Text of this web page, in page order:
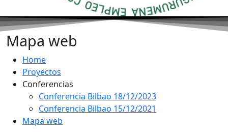
Mapa web
Home
Proyectos
Conferencias
Conferencia Bilbao 18/12/2023
Conferencia Bilbao 15/12/2021
Mapa web